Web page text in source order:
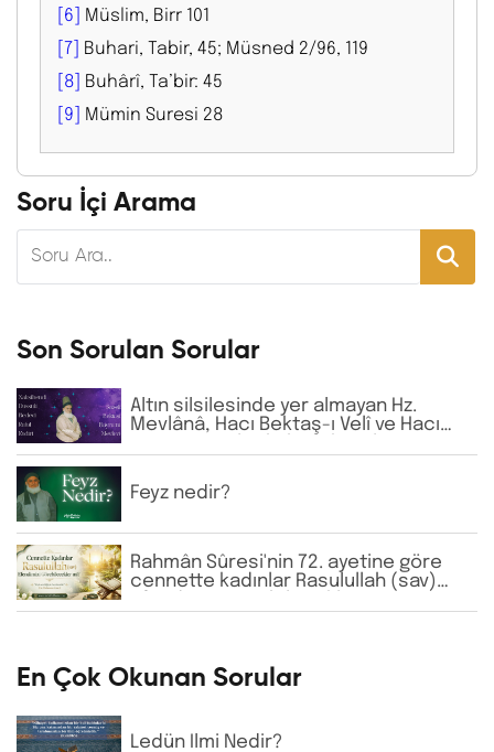
[6] Müslim, Birr 101
[7] Buhari, Tabir, 45; Müsned 2/96, 119
[8] Buhârî, Ta’bir: 45
[9] Mümin Suresi 28
Soru İçi Arama
Son Sorulan Sorular
Altın silsilesinde yer almayan Hz.
Mevlânâ, Hacı Bektaş-ı Velî ve Hacı
ve Fâtiha okunmaktadır?
Feyz nedir?
Rahmân Sûresi'nin 72. ayetine göre
cennette kadınlar Rasulullah (sav)
En Çok Okunan Sorular
Ledün İlmi Nedir?